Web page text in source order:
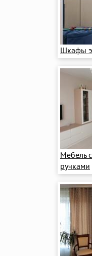
Шкафы
Мебель
ручками